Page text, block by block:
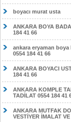
boyacı murat usta
ANKARA BOYA
184 41 66
ankara eryaman boya
0554 184 41 66
ANKARA BOYACI
184 41 66
ANKARA KOMPLE
TADİLAT 0554 184 41
ANKARA MUTFAK
VESTİYER İMALAT